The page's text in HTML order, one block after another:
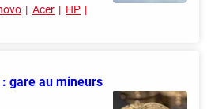
Acer
HP
gare au mineurs